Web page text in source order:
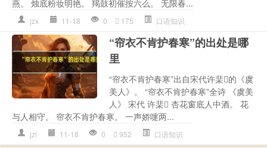
燕。 烛底粉妆明艳。 羯鼓初催按六么。 无限春...
jzx 11-18 0 175 口语知识
“帘衣不肯护春寒”的出处是哪
里
“帘衣不肯护春寒”出自宋代许棐的《虞
美人》。 “帘衣不肯护春寒”全诗 《虞美
人》 宋代 许棐 杏花窗底人中酒。 花
与人相守。 帘衣不肯护春寒。 一声娇嚏两...
jzl 11-18 0 952 口语知识